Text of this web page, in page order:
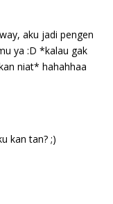
aku jadi pengen
ya :D *kalau gak
niat* hahahhaa
kan tan? ;)